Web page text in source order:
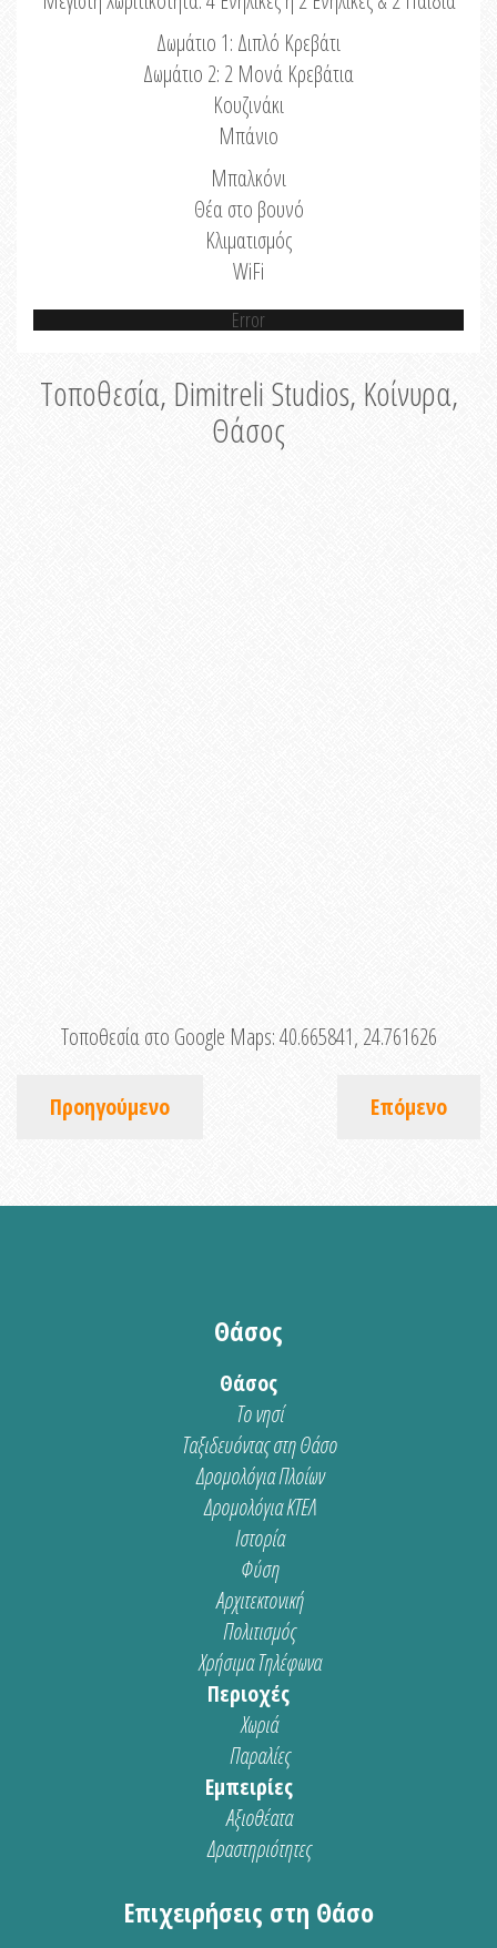
Δωμάτιο 1: Διπλό Κρεβάτι
Δωμάτιο 2: 2 Μονά Κρεβάτια
Κουζινάκι
Μπάνιο
Μπαλκόνι
Θέα στο βουνό
Κλιματισμός
WiFi
Error
Τοποθεσία, Dimitreli Studios, Κοίνυρα,
Θάσος
Τοποθεσία στο Google Maps:40.665841, 24.761626
Προηγούμενο Επόμενο
Θάσος
Θάσος
Το νησί
Ταξιδευόντας στη Θάσο
Δρομολόγια Πλοίων
Δρομολόγια ΚΤΕΛ
Ιστορία
Φύση
Αρχιτεκτονική
Πολιτισμός
Χρήσιμα Τηλέφωνα
Περιοχές
Χωριά
Παραλίες
Εμπειρίες
Αξιοθέατα
Δραστηριότητες
Επιχειρήσεις στη Θάσο